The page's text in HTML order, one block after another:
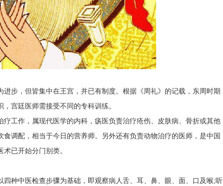
步，但皆集中在王宫，并已有制度。根据《周礼》的记载，东周时期
宫廷医师需接受不同的专科训练。
工作，属现代医学的内科，疡医负责治疗疮伤、 皮肤病、骨折或其他
食调配，相当于今日的营养师。另外还有负责动物治疗的医师，是中国
已开始分门别类。
种中医检查步骤为基础，即观察病人舌、耳、鼻、眼、面、口及喉;听